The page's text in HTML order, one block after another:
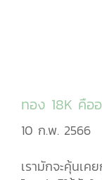
ทอง 18K คืออ
10 ก.พ. 2566
เรามักจะคุ้นเ